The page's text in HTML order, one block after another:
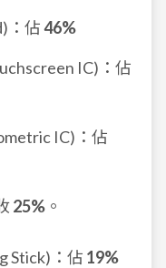
：佔46%
IC)：佔
IC)：佔
25% 。
Stick)：佔 19%